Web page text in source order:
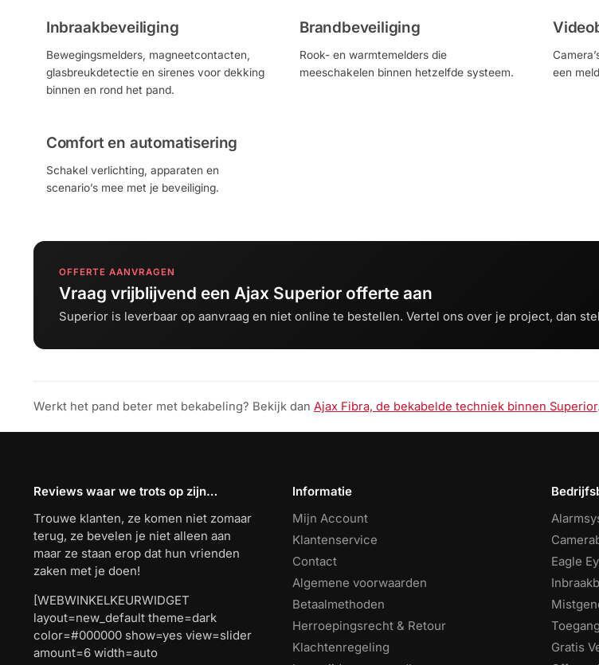
Inbraakbeveiliging
Bewegingsmelders, magneetcontacten,
glasbreukdetectie en sirenes voor dekking
binnen en rond het pand.
Brandbeveiliging
Rook- en warmtemelders die
meeschakelen binnen hetzelfde systeem.
een
Comfort en automatisering
Schakel verlichting, apparaten en
scenario’s mee met je beveiliging.
OFFERTE AANVRAGEN
Vraag vrijblijvend een Ajax Superior offerte aan
Superior is leverbaar op aanvraag en niet online te bestellen. Vertel ons over je project, dan
Werkt het pand beter met bekabeling? Bekijk dan Ajax Fibra, de bekabelde techniek binnen Superior.
Reviews waar we trots op zijn…
Trouwe klanten, ze komen niet zomaar
terug, ze bevelen je niet alleen aan
maar ze staan erop dat hun vrienden
zaken met je doen!
[WEBWINKELKEURWIDGET
layout=new_default theme=dark
color=#000000 show=yes view=slider
amount=6 width=auto
Informatie
Mijn Account
Klantenservice
Contact
Algemene voorwaarden
Betaalmethoden
Herroepingsrecht & Retour
Klachtenregeling
Eagle
Gratis